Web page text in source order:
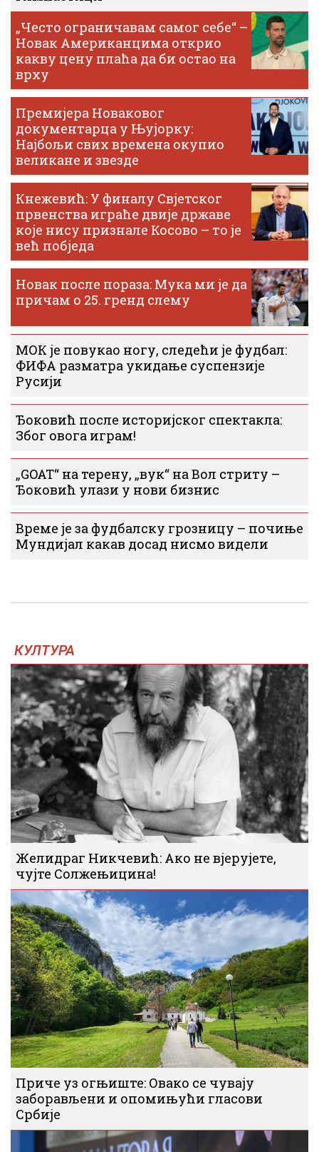
„Често ограничавам самог себе“ –
Новак Американцима открио
какву цену плаћа да би остао на
врху
Премијера Новаковог
документарца у Њујорку:
Најбољи свих времена окупио
великане и звезде
Кнежевић: У финалу Свјетског
првенства играће двије државе
које нису признале Косово – то је
већ побједа
Новак после пораза: Мука ми је да
причам о 25. гренд слему
МОК је повукао ногу, следећи је фудбал:
ФИФА разматра укидање суспензије
Русији
Ђоковић после историјског спектакла:
Због овога играм!
„GOAT“ на терену, „вук“ на Вол стриту –
Ђоковић улази у нови бизнис
Време је за фудбалску грозницу – почиње
Мундијал какав досад нисмо видели
КУЛТУРА
Желидраг Никчевић: Ако не вјерујете,
чујте Солжењицина!
Приче уз огњиште: Овако се чувају
заборављени и опомињући гласови
Србије